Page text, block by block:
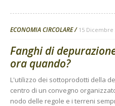
ECONOMIA CIRCOLARE 15 Dicembre
Fanghi di
ora quando?
L'utilizzo dei sottoprodotti della
centro di un convegno
nodo delle regole e i terreni